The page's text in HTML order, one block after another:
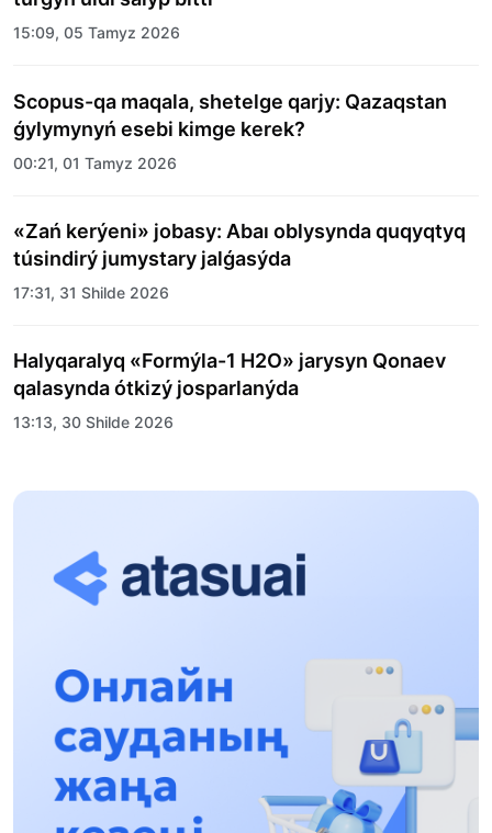
15:09, 05 Tamyz 2026
Scopus-qa maqala, shetelge qarjy: Qazaqstan
ǵylymynyń esebi kimge kerek?
00:21, 01 Tamyz 2026
«Zań kerýeni» jobasy: Abaı oblysynda quqyqtyq
túsindirý jumystary jalǵasýda
17:31, 31 Shilde 2026
Halyqaralyq «Formýla-1 H2O» jarysyn Qonaev
qalasynda ótkizý josparlanýda
13:13, 30 Shilde 2026
Asqat Asylbekov: Kúshti bılikke kúshti tulǵalar
12:01, 28 Shilde 2026
16:15, 27 Shilde 2026
Óskenbaı Qulataıuly: Rýhanıatqa qyzmet etken
qalamger
17:46, 26 Shilde 2026